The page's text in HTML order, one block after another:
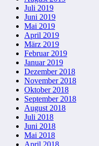
Juli 2019
Juni 2019
Mai 2019
April 2019
März 2019
Februar 2019
Januar 2019
Dezember 2018
November 2018
Oktober 2018
September 2018
August 2018
Juli 2018
Juni 2018
Mai 2018
April 2018